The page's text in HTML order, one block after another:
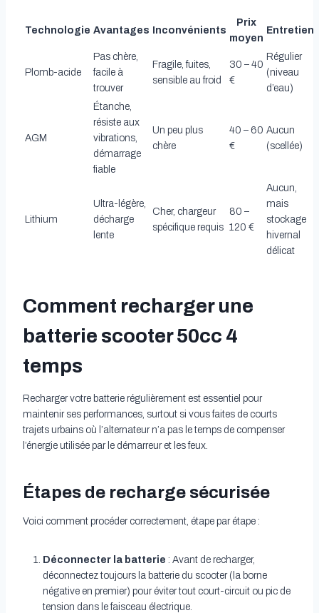
Technologie Avantages Inconvénients
Prix
moyen
Entretien
Plomb-acide
Pas chère,
facile à
trouver
Fragile, fuites,
sensible au froid
30 – 40
€
Régulier
(niveau
d’eau)
AGM
Étanche,
résiste aux
vibrations,
démarrage
fiable
Un peu plus
chère
40 – 60
€
Aucun
(scellée)
Lithium
Ultra-légère,
décharge
lente
Cher, chargeur
spécifique requis
80 –
120 €
Aucun,
mais
stockage
hivernal
délicat
Comment recharger une
batterie scooter 50cc 4
temps
Recharger votre batterie régulièrement est essentiel pour
maintenir ses performances, surtout si vous faites de courts
trajets urbains où l’alternateur n’a pas le temps de compenser
l’énergie utilisée par le démarreur et les feux.
Étapes de recharge sécurisée
Voici comment procéder correctement, étape par étape :
Déconnecter la batterie : Avant de recharger,
déconnectez toujours la batterie du scooter (la borne
négative en premier) pour éviter tout court-circuit ou pic de
tension dans le faisceau électrique.